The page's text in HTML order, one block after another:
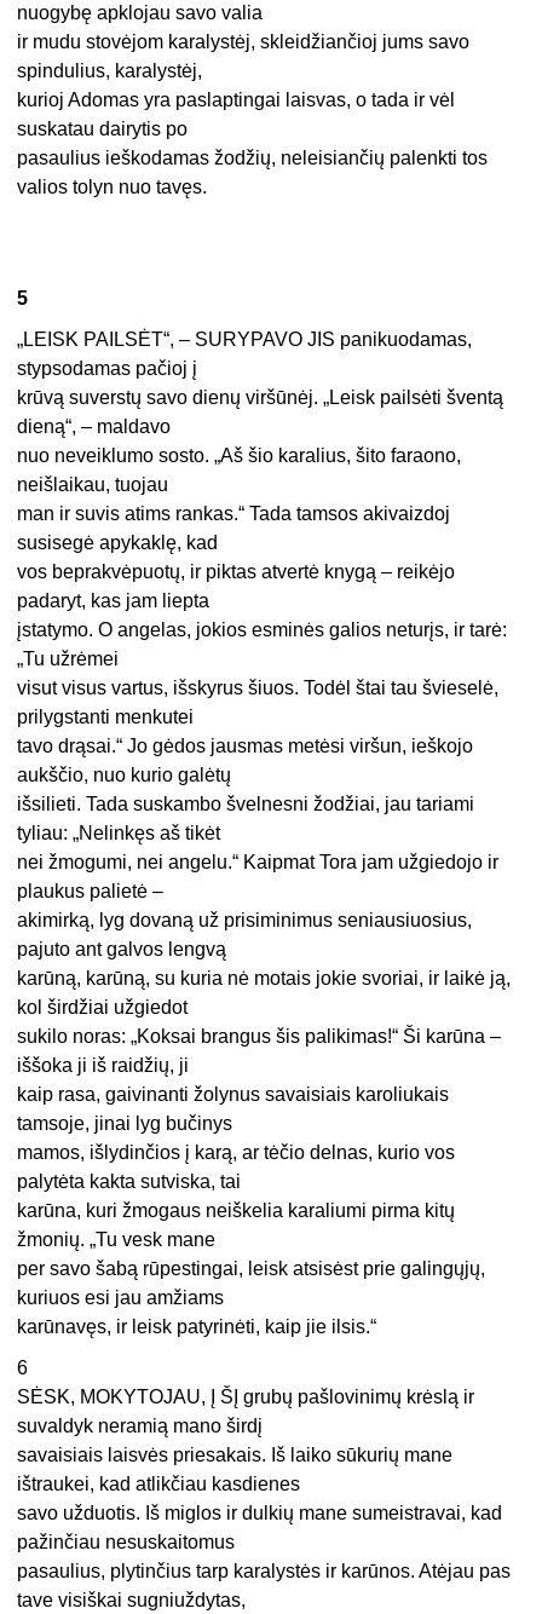
nuogybę apklojau savo valia
ir mudu stovėjom karalystėj, skleidžiančioj jums savo
spindulius, karalystėj,
kurioj Adomas yra paslaptingai laisvas, o tada ir vėl
suskatau dairytis po
pasaulius ieškodamas žodžių, neleisiančių palenkti tos
valios tolyn nuo tavęs.
5
„LEISK PAILSĖT“, – SURYPAVO JIS panikuodamas,
stypsodamas pačioj į
krūvą suverstų savo dienų viršūnėj. „Leisk pailsėti šventą
dieną“, – maldavo
nuo neveiklumo sosto. „Aš šio karalius, šito faraono,
neišlaikau, tuojau
man ir suvis atims rankas.“ Tada tamsos akivaizdoj
susisegė apykaklę, kad
vos beprakvėpuotų, ir piktas atvertė knygą – reikėjo
padaryt, kas jam liepta
įstatymo. O angelas, jokios esminės galios neturįs, ir tarė:
„Tu užrėmei
visut visus vartus, išskyrus šiuos. Todėl štai tau švieselė,
prilygstanti menkutei
tavo drąsai.“ Jo gėdos jausmas metėsi viršun, ieškojo
aukščio, nuo kurio galėtų
išsilieti. Tada suskambo švelnesni žodžiai, jau tariami
tyliau: „Nelinkęs aš tikėt
nei žmogumi, nei angelu.“ Kaipmat Tora jam užgiedojo ir
plaukus palietė –
akimirką, lyg dovaną už prisiminimus seniausiuosius,
pajuto ant galvos lengvą
karūną, karūną, su kuria nė motais jokie svoriai, ir laikė ją,
kol širdžiai užgiedot
sukilo noras: „Koksai brangus šis palikimas!“ Ši karūna –
iššoka ji iš raidžių, ji
kaip rasa, gaivinanti žolynus savaisiais karoliukais
tamsoje, jinai lyg bučinys
mamos, išlydinčios į karą, ar tėčio delnas, kurio vos
palytėta kakta sutviska, tai
karūna, kuri žmogaus neiškelia karaliumi pirma kitų
žmonių. „Tu vesk mane
per savo šabą rūpestingai, leisk atsisėst prie galingųjų,
kuriuos esi jau amžiams
karūnavęs, ir leisk patyrinėti, kaip jie ilsis.“
6
SĖSK, MOKYTOJAU, Į ŠĮ grubų pašlovinimų krėslą ir
suvaldyk neramią mano širdį
savaisiais laisvės priesakais. Iš laiko sūkurių mane
ištraukei, kad atlikčiau kasdienes
savo užduotis. Iš miglos ir dulkių mane sumeistravai, kad
pažinčiau nesuskaitomus
pasaulius, plytinčius tarp karalystės ir karūnos. Atėjau pas
tave visiškai sugniuždytas,